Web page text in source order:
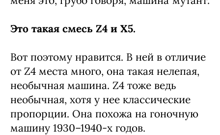
Это такая смесь Z4 и Х5.
Вот поэтому нравится. В ней в отличие
от Z4 места много, она такая нелепая,
необычная машина. Z4 тоже ведь
необычная, хотя у нее классические
пропорции. Она похожа на гоночную
машину 1930–1940-х годов.